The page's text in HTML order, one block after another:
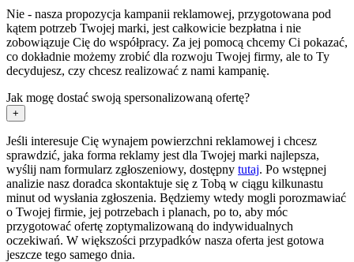
Nie - nasza propozycja kampanii reklamowej, przygotowana pod
kątem potrzeb Twojej marki, jest całkowicie bezpłatna i nie
zobowiązuje Cię do współpracy. Za jej pomocą chcemy Ci pokazać,
co dokładnie możemy zrobić dla rozwoju Twojej firmy, ale to Ty
decydujesz, czy chcesz realizować z nami kampanię.
Jak mogę dostać swoją spersonalizowaną ofertę?
+
Jeśli interesuje Cię wynajem powierzchni reklamowej i chcesz
sprawdzić, jaka forma reklamy jest dla Twojej marki najlepsza,
wyślij nam formularz zgłoszeniowy, dostępny tutaj. Po wstępnej
analizie nasz doradca skontaktuje się z Tobą w ciągu kilkunastu
minut od wysłania zgłoszenia. Będziemy wtedy mogli porozmawiać
o Twojej firmie, jej potrzebach i planach, po to, aby móc
przygotować ofertę zoptymalizowaną do indywidualnych
oczekiwań. W większości przypadków nasza oferta jest gotowa
jeszcze tego samego dnia.